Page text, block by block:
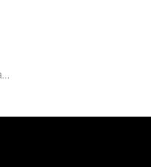
Szűk fazonú póló szett, 2 darab, Fehér